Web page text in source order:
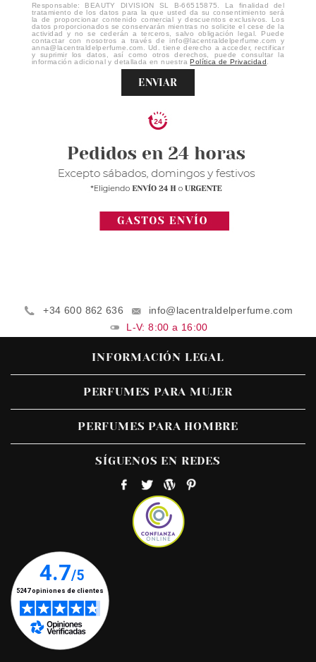
Responsable: BEAUTY DIVISION SL B-66515875. La finalidad del
tratamiento de los datos para la que usted da su consentimiento será
la de proporcionar contenido comercial y descuentos exclusivos. Los
datos proporcionados se conservarán mientras no solicite el cese de la
actividad y no se cederán a terceros, salvo obligación legal. Puede
contactar con nosotros a través de info@lacentraldelperfume.com y
anna@lacentraldelperfume.com. Ud. tiene derecho a acceder, rectificar
y suprimir los datos, así como otros derechos, puede consultar la
información adicional y detallada en nuestraPolítica de Privacidad
ENVIAR
+34 600 862 636
info@lacentraldelperfume.com
L-V: 8:00 a 16:00
INFORMACIÓN LEGAL
PERFUMES PARA MUJER
PERFUMES PARA HOMBRE
SÍGUENOS EN REDES